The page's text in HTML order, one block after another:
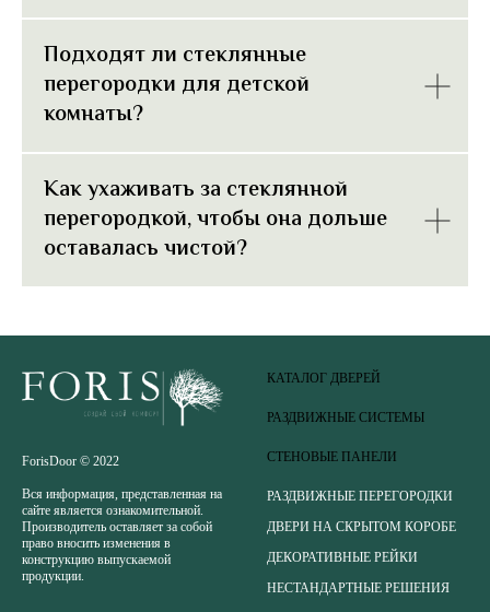
Подходят ли стеклянные
перегородки для детской
комнаты?
Как ухаживать за стеклянной
перегородкой, чтобы она дольше
оставалась чистой?
ForisDoor © 2022
Вся информация, представленная на
сайте является ознакомительной.
Производитель оставляет за собой
право вносить изменения в
конструкцию выпускаемой
продукции.
КАТАЛОГ ДВЕРЕЙ
РАЗДВИЖНЫЕ СИСТЕМЫ
СТЕНОВЫЕ ПАНЕЛИ
РАЗДВИЖНЫЕ ПЕРЕГОРОДКИ
ДВЕРИ НА СКРЫТОМ КОРОБЕ
ДЕКОРАТИВНЫЕ РЕЙКИ
НЕСТАНДАРТНЫЕ РЕШЕНИЯ